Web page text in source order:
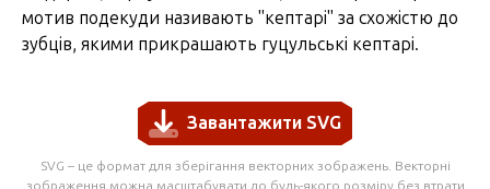
мотив подекуди називають "кептарі" за схожістю до
зубців, якими прикрашають гуцульські кептарі.
Завантажити SVG
SVG – це формат для зберігання векторних зображень. Векторні
зображення можна масштабувати до будь-якого розміру без втрати